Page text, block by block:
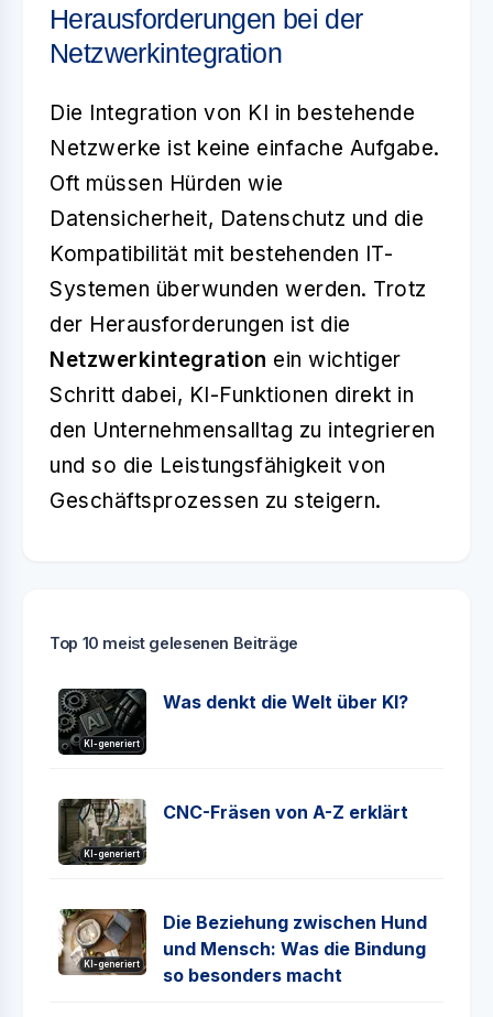
Herausforderungen bei der
Netzwerkintegration
Die Integration von KI in bestehende
Netzwerke ist keine einfache Aufgabe.
Oft müssen Hürden wie
Datensicherheit, Datenschutz und die
Kompatibilität mit bestehenden IT-
Systemen überwunden werden. Trotz
der Herausforderungen ist die
Netzwerkintegration ein wichtiger
Schritt dabei, KI-Funktionen direkt in
den Unternehmensalltag zu integrieren
und so die Leistungsfähigkeit von
Geschäftsprozessen zu steigern.
Top 10 meist gelesenen Beiträge
KI-generiert
Was denkt die Welt über KI?
KI-generiert
CNC-Fräsen von A-Z erklärt
KI-generiert
Die Beziehung zwischen Hund
und Mensch: Was die Bindung
so besonders macht